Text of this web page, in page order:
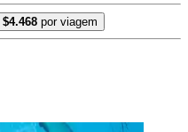
$4.468 por viagem